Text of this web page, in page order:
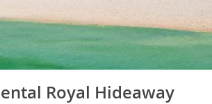
Royal Hideaway